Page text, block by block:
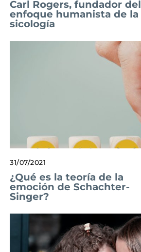
Carl Rogers, fundador del
enfoque humanista de la
sicología
31/07/2021
¿Qué es la teoría de la
emoción de Schachter-
Singer?